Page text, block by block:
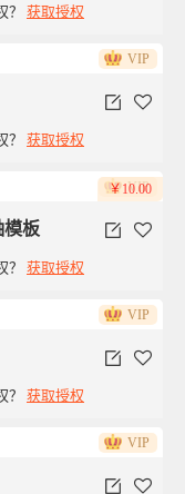
？ 获取授权
VIP
？ 获取授权
VIP
￥10.00
板
？ 获取授权
VIP
？ 获取授权
VIP